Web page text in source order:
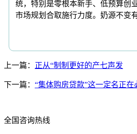
统，特别是零根本新手、低预算创
市场规划合取施行力度。奶源不变
上一篇： 正从“制制更好的产七声发
下一篇： “集体购房贷款”这一定名正在
全国咨询热线